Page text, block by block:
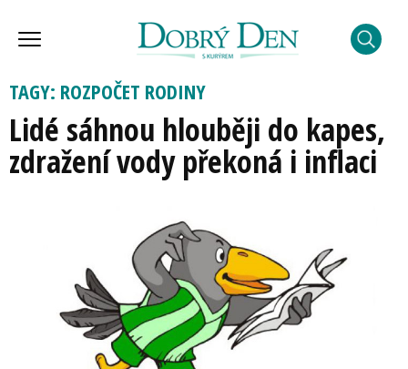
TAGY: ROZPOČET RODINY
Lidé sáhnou hlouběji do kapes,
zdražení vody překoná i inflaci